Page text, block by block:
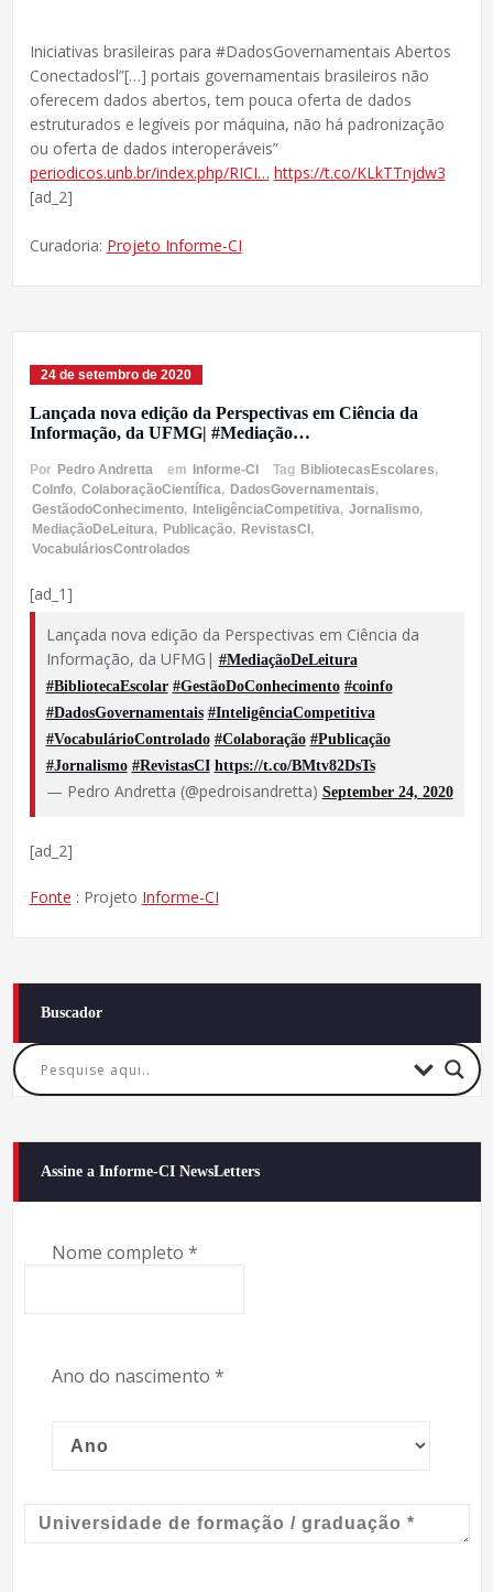
Iniciativas brasileiras para #DadosGovernamentais Abertos
Conectadosl”[…] portais governamentais brasileiros não
oferecem dados abertos, tem pouca oferta de dados
estruturados e legíveis por máquina, não há padronização
ou oferta de dados interoperáveis”
periodicos.unb.br/index.php/RICI… https://t.co/KLkTTnjdw3
[ad_2]
Curadoria: Projeto Informe-CI
24 de setembro de 2020
Lançada nova edição da Perspectivas em Ciência da
Informação, da UFMG| #Mediação…
Por Pedro Andretta em Informe-CI Tag BibliotecasEscolares,
CoInfo, ColaboraçãoCientífica, DadosGovernamentais,
GestãodoConhecimento, InteligênciaCompetitiva, Jornalismo,
MediaçãoDeLeitura, Publicação, RevistasCI ,
VocabuláriosControlados
[ad_1]
Lançada nova edição da Perspectivas em Ciência da
Informação, da UFMG| #MediaçãoDeLeitura
#BibliotecaEscolar #GestãoDoConhecimento #coinfo
#DadosGovernamentais #InteligênciaCompetitiva
#VocabulárioControlado #Colaboração #Publicação
#Jornalismo #RevistasCI https://t.co/BMtv82DsTs
— Pedro Andretta (@pedroisandretta) September 24, 2020
[ad_2]
Fonte : Projeto Informe-CI
Buscador
Assine a Informe-CI NewsLetters
Nome completo *
Ano do nascimento *